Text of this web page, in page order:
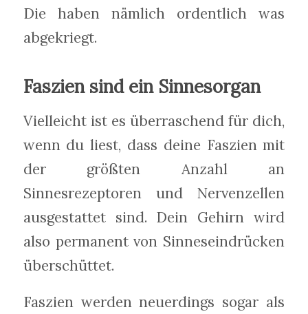
Die haben nämlich ordentlich was
abgekriegt.
Faszien sind ein Sinnesorgan
Vielleicht ist es überraschend für dich,
wenn du liest, dass deine Faszien mit
der größten Anzahl an
Sinnesrezeptoren und Nervenzellen
ausgestattet sind. Dein Gehirn wird
also permanent von Sinneseindrücken
überschüttet.
Faszien werden neuerdings sogar als